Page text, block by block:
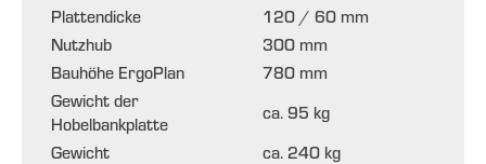
Plattendicke
120 / 60 mm
Nutzhub
300 mm
Bauhöhe ErgoPlan
780 mm
Gewicht der
Hobelbankplatte
ca. 95 kg
Gewicht
ca. 240 kg